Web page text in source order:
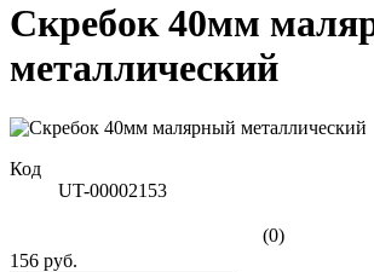
Скребок 40мм
металлический
Код
UT-00002153
(0)
156 руб.